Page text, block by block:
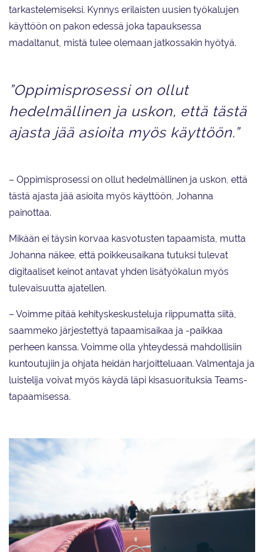
tarkastelemiseksi. Kynnys erilaisten uusien työkalujen
käyttöön on pakon edessä joka tapauksessa
madaltanut, mistä tulee olemaan jatkossakin hyötyä.
”Oppimisprosessi on ollut
hedelmällinen ja uskon, että tästä
ajasta jää asioita myös käyttöön.”
– Oppimisprosessi on ollut hedelmällinen ja uskon, että
tästä ajasta jää asioita myös käyttöön, Johanna
painottaa.
Mikään ei täysin korvaa kasvotusten tapaamista, mutta
Johanna näkee, että poikkeusaikana tutuksi tulevat
digitaaliset keinot antavat yhden lisätyökalun myös
tulevaisuutta ajatellen.
– Voimme pitää kehityskeskusteluja riippumatta siitä,
saammeko järjestettyä tapaamisaikaa ja -paikkaa
perheen kanssa. Voimme olla yhteydessä mahdollisiin
kuntoutujiin ja ohjata heidän harjoitteluaan. Valmentaja ja
luistelija voivat myös käydä läpi kisasuorituksia Teams-
tapaamisessa.